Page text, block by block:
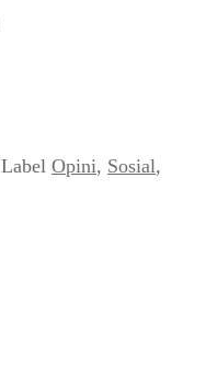
Label Opini, Sosial,